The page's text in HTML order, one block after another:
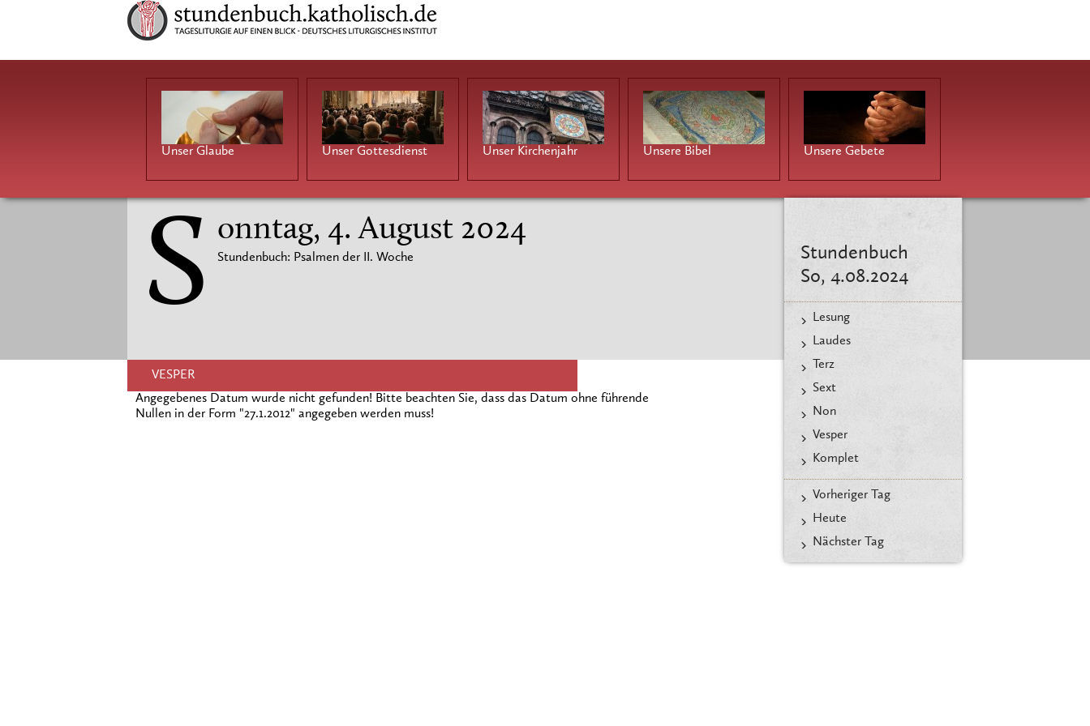
Unser Glaube Unser Gottesdienst Unser Kirchenjahr Unsere Bibel Unsere Gebete
Stundenbuch
So, 4.08.2024
Lesung
Laudes
Terz
Sext
Non
Vesper
Komplet
Vorheriger Tag
Heute
Nächster Tag
S onntag, 4. August 2024
Stundenbuch: Psalmen der II. Woche
VESPER
Angegebenes Datum wurde nicht gefunden! Bitte beachten Sie, dass das Datum ohne führende
Nullen in der Form "27.1.2012" angegeben werden muss!